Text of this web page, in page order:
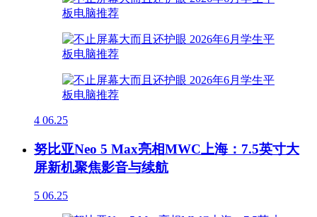
4 06.25
努比亚Neo 5 Max亮相MWC上海：7.5英寸大
屏新机聚焦影音与续航
5 06.25